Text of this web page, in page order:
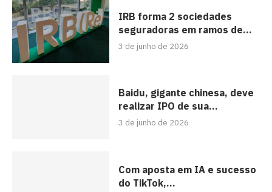
IRB forma 2 sociedades
seguradoras em ramos de...
3 de junho de 2026
Baidu, gigante chinesa, deve
realizar IPO de sua...
3 de junho de 2026
Com aposta em IA e sucesso
do TikTok,...